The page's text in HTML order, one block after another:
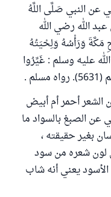
عن النبي صَلَّى اللَّهُ
الله رضي الله
مَكَّةَ وَرَأْسُهُ وَلِحْيَتُهُ
عليه وسلم : غَيِّرُوا
.
الشعر أحمر أم أبيض
عن الصبغ بالسواد ما
بغير حقيقته ،
لون شعره من سود
يعني أنه شاب